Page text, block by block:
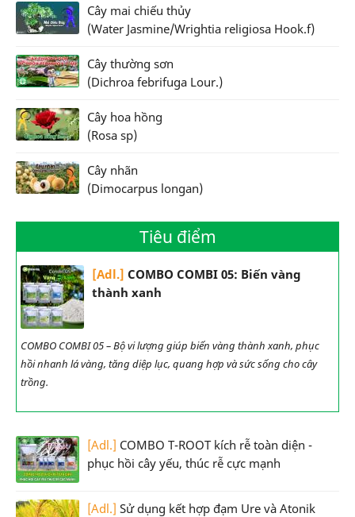
Cây mai chiếu thủy
(Water Jasmine/Wrightia religiosa Hook.f)
Cây thường sơn
(Dichroa febrifuga Lour.)
Cây hoa hồng
(Rosa sp)
Cây nhãn
(Dimocarpus longan)
Tiêu điểm
[Adl.] COMBO COMBI 05: Biến vàng
thành xanh
COMBO COMBI 05 – Bộ vi lượng giúp biến vàng thành xanh, phục
hồi nhanh lá vàng, tăng diệp lục, quang hợp và sức sống cho cây
trồng.
[Adl.] COMBO T-ROOT kích rễ toàn diện -
phục hồi cây yếu, thúc rễ cực mạnh
[Adl.] Sử dụng kết hợp đạm Ure và Atonik